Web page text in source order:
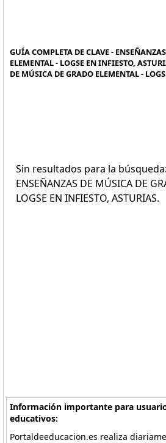
GUÍA COMPLETA DE CLAVE -
ELEMENTAL - LOGSE EN INFIESTO,
DE MÚSICA DE GRADO ELEMENTAL -
Sin resultados para la búsqueda:
ENSEÑANZAS DE MÚSICA DE
LOGSE EN INFIESTO, ASTURIAS.
Información importante para
educativos:
Portaldeeducacion.es realiza